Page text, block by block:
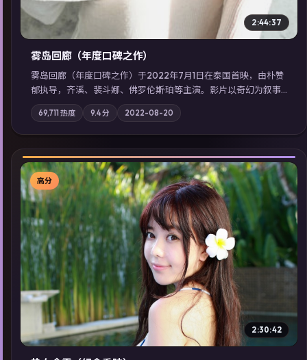
2:44:37
雾岛回廊（年度口碑之作）
雾岛回廊（年度口碑之作）于2022年7月1日在泰国首映，由朴赞
郁执导，齐溪、裴斗娜、佛罗伦斯·珀等主演。影片以奇幻为叙事
主轴，边境小镇的平静被一封匿名信彻底打破；摄影与配乐强化
地域气质；站内亦可通过「国产免费观看高清电视剧在线看」延
展检索同类型高分佳作，畅享高清在线追剧体验。
69,711 热度 9.4分 2022-08-20
▶
高分
2:30:42